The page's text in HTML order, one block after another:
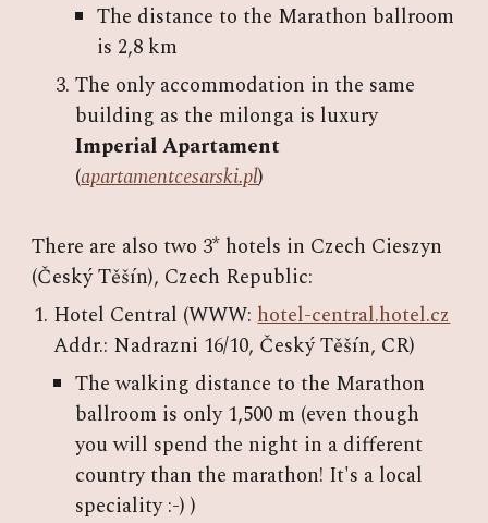
The distance to the Marathon ballroom
is 2,8 km
The only accommodation in the same
building as the milonga is luxury
Imperial Apartament
(apartamentcesarski.pl)
There are also two 3* hotels in Czech Cieszyn
(Český Těšín), Czech Republic:
Hotel Central (WWW:hotel-central.hotel.cz
Addr.: Nadrazni 16/10, Český Těšín, CR)
The walking distance to the Marathon
ballroom is only 1,500 m (even though
you will spend the night in a different
country than the marathon! It's a local
speciality :-) )